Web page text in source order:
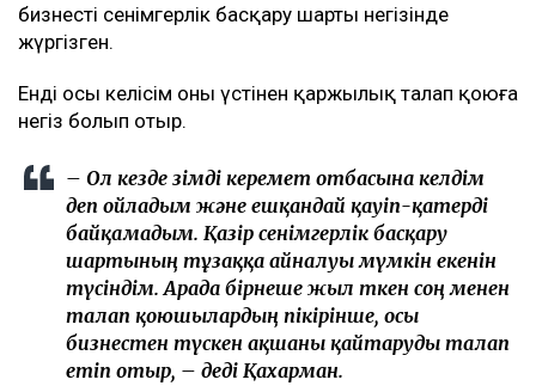
бизнесті сенімгерлік басқару шарты негізінде
жүргізген.
Енді осы келісім оның үстінен қаржылық талап қоюға
негіз болып отыр.
– Ол кезде өзімді керемет отбасына келдім
деп ойладым және ешқандай қауіп-қатерді
байқамадым. Қазір сенімгерлік басқару
шартының тұзаққа айналуы мүмкін екенін
түсіндім. Арада бірнеше жыл өткен соң менен
талап қоюшылардың пікірінше, осы
бизнестен түскен ақшаны қайтаруды талап
етіп отыр, – деді Қахарман.